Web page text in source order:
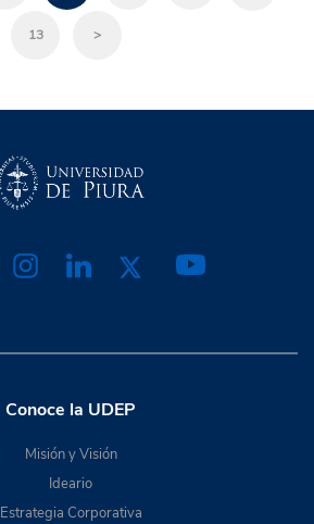
13 >
Conoce la UDEP
Misión y Visión
Ideario
Estrategia Corporativa